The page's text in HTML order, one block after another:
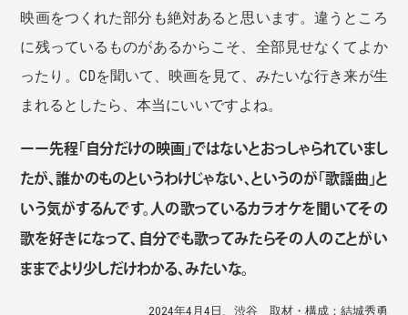
映画をつくれた部分も絶対あると思います。違うところ
に残っているものがあるからこそ、全部見せなくてよか
ったり。CDを聞いて、映画を見て、みたいな行き来が生
まれるとしたら、本当にいいですよね。
ーー先程「自分だけの映画」ではないとおっしゃられていまし
たが、誰かのものというわけじゃない、というのが「歌謡曲」と
いう気がするんです。人の歌っているカラオケを聞いてその
歌を好きになって、自分でも歌ってみたらその人のことがい
ままでより少しだけわかる、みたいな。
2024年4月4日、渋谷 取材・構成：結城秀勇